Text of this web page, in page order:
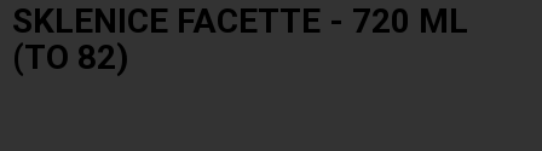
SKLENICE FACETTE - 720 ML
(TO 82)